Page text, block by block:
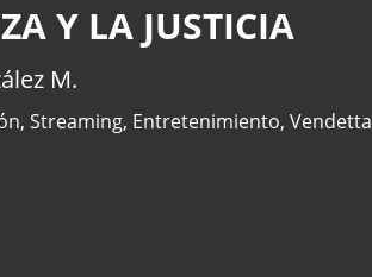
Y LA JUSTICIA
M.
, Streaming, Entretenimiento, Vendetta